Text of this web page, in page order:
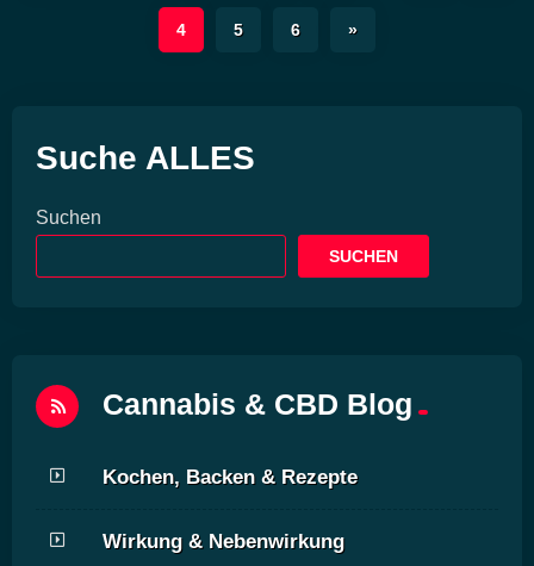
4 5 6 »
Suche ALLES
Suchen
SUCHEN
Cannabis & CBD Blog
Kochen, Backen & Rezepte
Wirkung & Nebenwirkung